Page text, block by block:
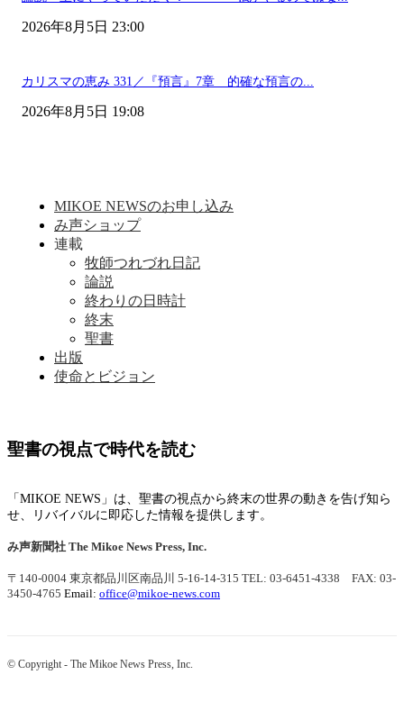
2026年8月5日 23:00
カリスマの恵み 331／『預言』7章 的確な預言の...
2026年8月5日 19:08
MIKOE NEWSのお申し込み
み声ショップ
連載
牧師つれづれ日記
論説
終わりの日時計
終末
聖書
出版
使命とビジョン
聖書の視点で時代を読む
「MIKOE NEWS」は、聖書の視点から終末の世界の動きを告げ知ら
せ、リバイバルに即応した情報を提供します。
み声新聞社 The Mikoe News Press, Inc.
〒140-0004 東京都品川区南品川 5-16-14-315 TEL: 03-6451-4338 FAX: 03-
3450-4765 Email: office@mikoe-news.com
© Copyright - The Mikoe News Press, Inc.